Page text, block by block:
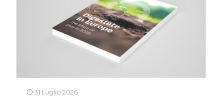
31 Luglio 2026